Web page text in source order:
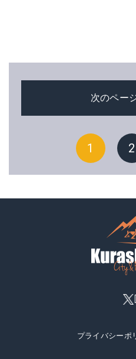
次のペー
1 2
プライバシーポ